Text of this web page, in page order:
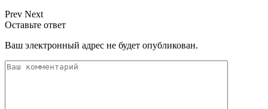
Prev Next
Оставьте ответ
Ваш электронный адрес не будет опубликован.